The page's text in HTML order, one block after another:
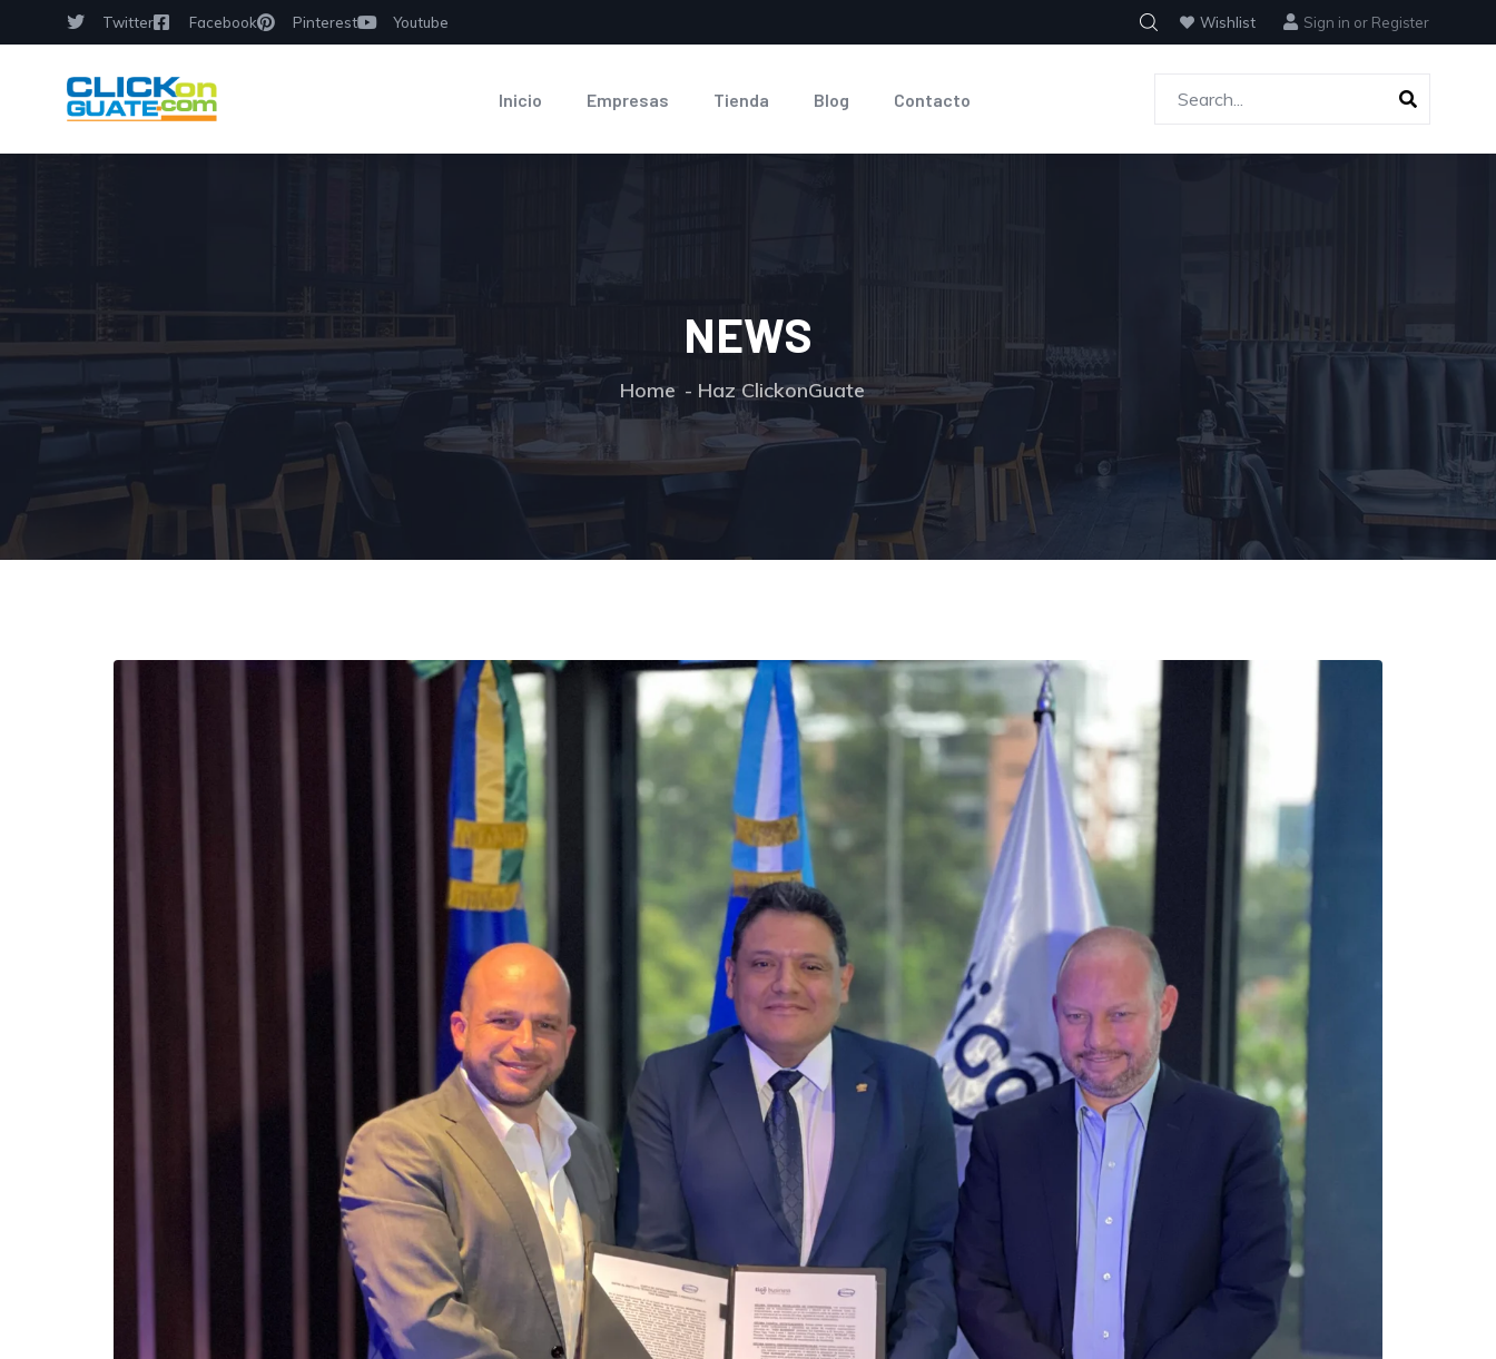
Twitter Facebook Pinterest Youtube Wishlist Sign in or Register
Inicio Empresas Tienda Blog Contacto
NEWS
Home Haz ClickonGuate